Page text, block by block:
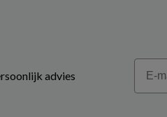
advies
Email